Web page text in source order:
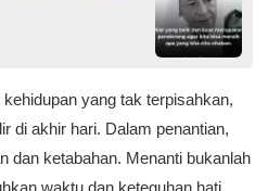
yang tak terpisahkan,
di akhir hari. Dalam penantian,
dan ketabahan. Menanti bukanlah
waktu dan keteguhan hati.